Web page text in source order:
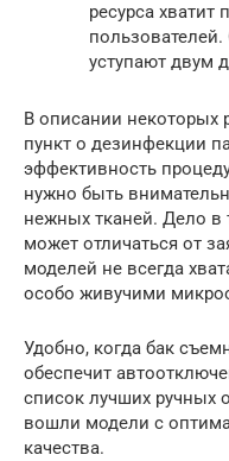
ресурса
уступают двум
В описании некоторых
пункт о дезинфекции
эффективность
нужно быть
нежных тканей. Дело в
может отличаться от
моделей не всегда
особо живучими
Удобно, когда бак
обеспечит
список лучших ручных
вошли модели с
качества.